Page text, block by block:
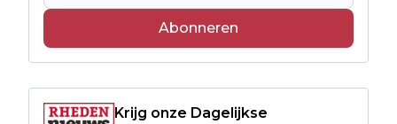
Abonneren
Krijg onze Dagelijkse